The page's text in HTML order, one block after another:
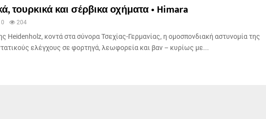
τουρκικά και σέρβικα οχήματα • Himara
0 204
Heidenholz, κοντά στα σύνορα Τσεχίας-Γερμανίας, η ομοσπονδιακή αστυνομία της
ελέγχους σε φορτηγά, λεωφορεία και βαν – κυρίως με...